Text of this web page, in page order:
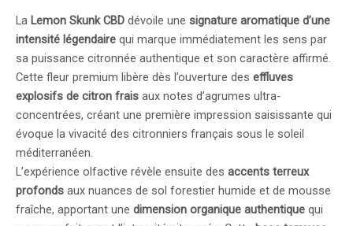
La Lemon Skunk CBD dévoile une signature aromatique d’une
intensité légendaire qui marque immédiatement les sens par
sa puissance citronnée authentique et son caractère affirmé.
Cette fleur premium libère dès l’ouverture des effluves
explosifs de citron frais aux notes d’agrumes ultra-
concentrées, créant une première impression saisissante qui
évoque la vivacité des citronniers français sous le soleil
méditerranéen.
L’expérience olfactive révèle ensuite des accents terreux
profonds aux nuances de sol forestier humide et de mousse
fraîche, apportant une dimension organique authentique qui